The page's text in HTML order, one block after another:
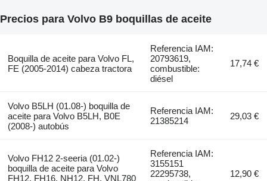
Precios para Volvo B9 boquillas de aceite
Boquilla de aceite para Volvo FL,
FE (2005-2014) cabeza tractora
Referencia IAM:
20793619,
combustible:
diésel
17,74 €
Volvo B5LH (01.08-) boquilla de
aceite para Volvo B5LH, B0E
(2008-) autobús
Referencia IAM:
21385214
29,03 €
Volvo FH12 2-seeria (01.02-)
boquilla de aceite para Volvo
FH12, FH16, NH12, FH, VNL780
Referencia IAM:
3155151
22295738,
12,90 €